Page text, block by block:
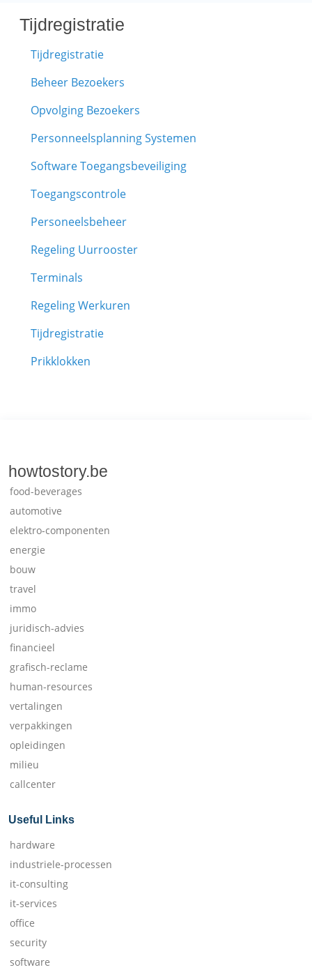
Tijdregistratie
Tijdregistratie
Beheer Bezoekers
Opvolging Bezoekers
Personneelsplanning Systemen
Software Toegangsbeveiliging
Toegangscontrole
Personeelsbeheer
Regeling Uurrooster
Terminals
Regeling Werkuren
Tijdregistratie
Prikklokken
howtostory.be
food-beverages
automotive
elektro-componenten
energie
bouw
travel
immo
juridisch-advies
financieel
grafisch-reclame
human-resources
vertalingen
verpakkingen
opleidingen
milieu
callcenter
Useful Links
hardware
industriele-processen
it-consulting
it-services
office
security
software